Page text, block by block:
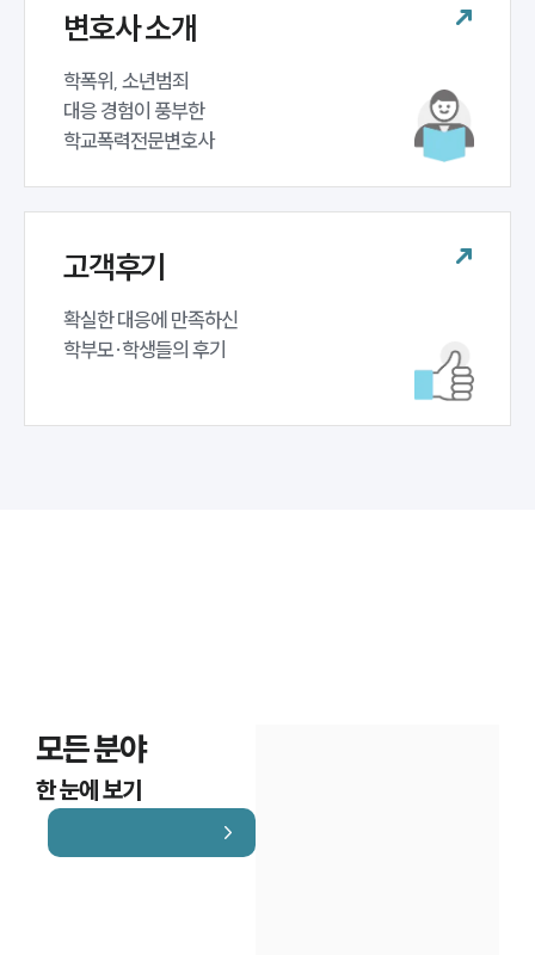
변호사 소개
학폭위, 소년범죄
대응 경험이 풍부한
학교폭력전문변호사
고객후기
확실한 대응에 만족하신
학부모·학생들의 후기
모든 분야
한 눈에 보기